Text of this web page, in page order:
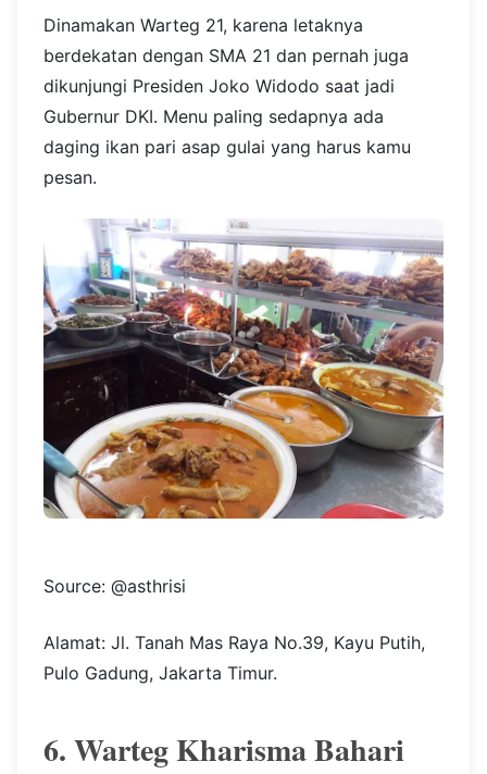
Dinamakan Warteg 21, karena letaknya
berdekatan dengan SMA 21 dan pernah juga
dikunjungi Presiden Joko Widodo saat jadi
Gubernur DKI. Menu paling sedapnya ada
daging ikan pari asap gulai yang harus kamu
pesan.
Source: @asthrisi
Alamat: Jl. Tanah Mas Raya No.39, Kayu Putih,
Pulo Gadung, Jakarta Timur.
6. Warteg Kharisma Bahari